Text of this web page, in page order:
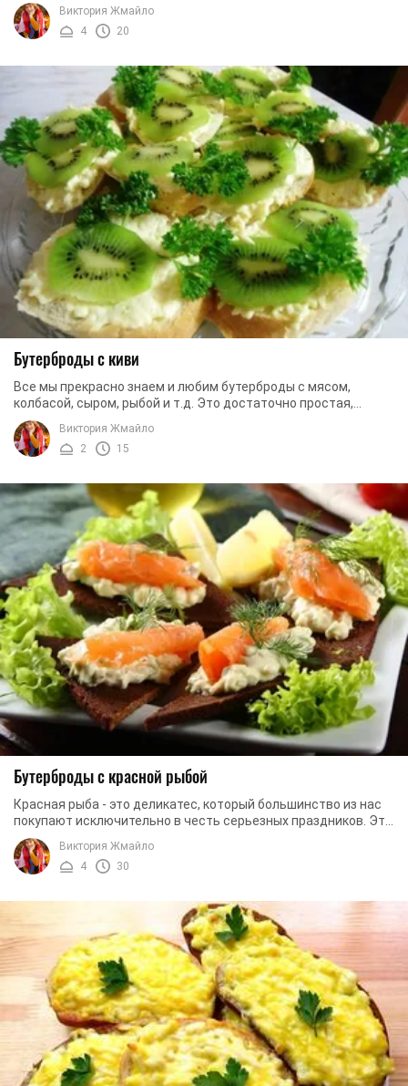
Виктория Жмайло
4
20
Бутерброды с киви
Все мы прекрасно знаем и любим бутерброды с мясом,
колбасой, сыром, рыбой и т.д. Это достаточно простая,
вкусная и сытная закуска, которая при умелой ...
Виктория Жмайло
2
15
Бутерброды с красной рыбой
Красная рыба - это деликатес, который большинство из нас
покупают исключительно в честь серьезных праздников. Это
достаточно дорогой продукт, который ...
Виктория Жмайло
4
30